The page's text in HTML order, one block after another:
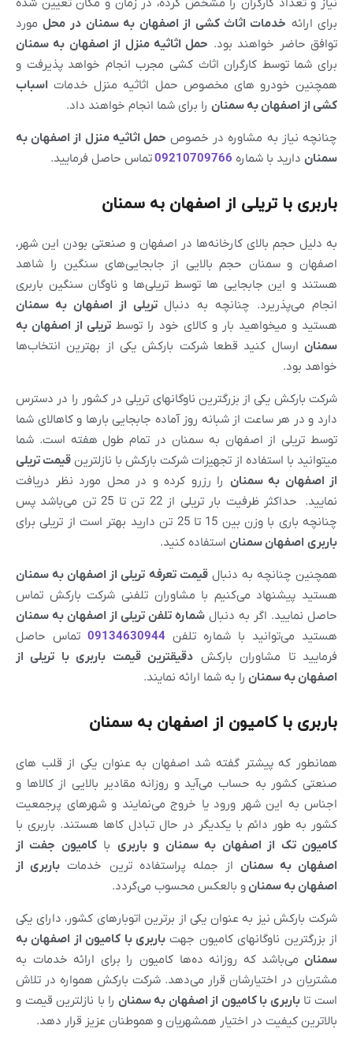
برای ارائه خدمات اثاث کشی از اصفهان به سمنان در محلمورد
توافق حاضر خواهند بود. حمل اثاثیه منزل از اصفهان به سمنان
برای شما توسط کارگران اثاث کشی مجرب انجام خواهد پذیرفت و
همچنین خودرو های مخصوص حمل اثاثیه منزل خدمات اسباب
کشی از اصفهانبهسمنان را برای شما انجام خواهند داد.
چنانچه نیاز به مشاوره در خصوص حمل اثاثیه منزل از اصفهان به
سمنان دارید با شماره 09210709766تماس حاصل فرمایید.
باربری با تریلی از اصفهان به سمنان
به دلیل حجم بالای کارخانه‌ها در اصفهان و صنعتی بودن این شهر،
اصفهان و سمنان حجم بالایی از جابجایی‌های سنگین را شاهد
هستند و این جابجایی ها توسط تریلی‌ها و ناوگان سنگین باربری
انجام می‌پذریرد. چنانچه به دنبالتریلی از اصفهانبه سمنان
هستید و میخواهید بار و کالای خود را توسط تریلی از اصفهان به
سمنان ارسال کنید قطعا شرکت بارکش یکی از بهترین انتخاب‌ها
خواهد بود.
شرکت بارکش یکی از بزرگترین ناوگانهای تریلی در کشور را در دسترس
دارد و در هر ساعت از شبانه روز آماده جابجایی بارها و کاهالای شما
توسط تریلی از اصفهان به سمنان در تمام طول هفته است. شما
میتوانید با استفاده از تجهیزات شرکت بارکش با نازلترین قیمت تریلی
از اصفهان بهسمنان را رزرو کرده و در محل مورد نظر دریافت
نمایید. حداکثر ظرفیت بار تریلی از 22 تن تا 25 تن می‌باشد پس
چنانچه باری با وزن بین 15 تا 25 تن دارید بهتر است از تریلی برای
باربری اصفهانسمنان استفاده کنید.
همچنین چنانچه به دنبالقیمت تعرفه تریلی از اصفهان به سمنان
هستید پیشنهاد می‌کنیم با مشاوران تلفنی شرکت بارکش تماس
حاصل نمایید. اگر به دنبال شماره تلفن تریلی از اصفهان به سمنان
هستید می‌توانید با شماره تلفن 09134630944 تماس حاصل
فرمایید تا مشاوران بارکش دقیقترین قیمت باربری با تریلی از
اصفهانبهسمنان را به شما ارائه نمایند.
باربری با کامیون از اصفهان به سمنان
همانطور که پیشتر گفته شد اصفهان به عنوان یکی از قلب های
صنعتی کشور به حساب می‌آید و روزانه مقادیر بالایی از کالاها و
اجناس به این شهر ورود یا خروج می‌نمایند و شهرهای پرجمعیت
کشور به طور دائم با یکدیگر در حال تبادل کاها هستند. باربری با
کامیون تک از اصفهان بهسمنان و باربری باکامیون جفت از
اصفهانبهسمنان از جمله پراستفاده ترین خدمات باربری از
اصفهانبهسمنانو بالعکس محسوب می‌گردد.
شرکت بارکش نیز به عنوان یکی از برترین اتوبارهای کشور، دارای یکی
از بزرگترین ناوگانهای کامیون جهت باربری با کامیون از اصفهان به
سمنان می‌باشد که روزانه ده‌ها کامیون را برای ارائه خدمات به
مشتریان در اختیارشان قرار می‌دهد. شرکت بارکش همواره در تلاش
است تاباربری با کامیون از اصفهان بهسمنان را با نازلترین قیمت و
بالاترین کیفیت در اختیار همشهریان و هموطنان عزیز قرار دهد.